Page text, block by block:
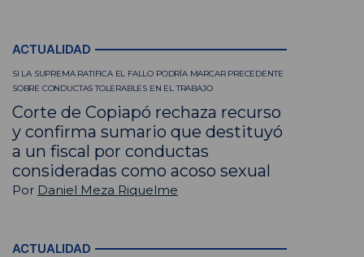
ACTUALIDAD
SI LA SUPREMA RATIFICA EL FALLO PODRÍA MARCAR PRECEDENTE
SOBRE CONDUCTAS TOLERABLES EN EL TRABAJO
Corte de Copiapó rechaza recurso
y confirma sumario que destituyó
a un fiscal por conductas
consideradas como acoso sexual
Por Daniel Meza Riquelme
ACTUALIDAD